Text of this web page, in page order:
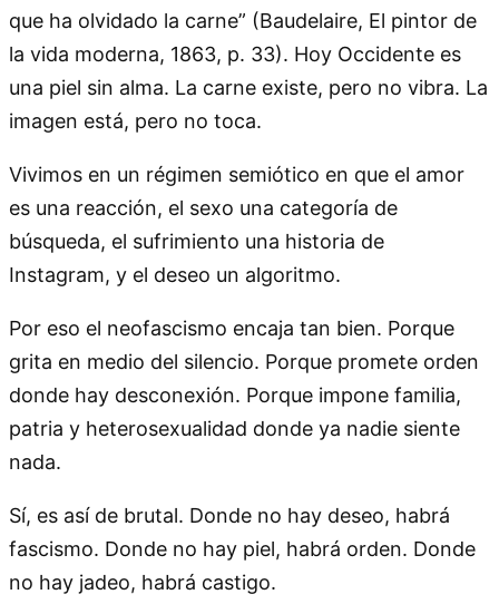
que ha olvidado la carne” (Baudelaire, El pintor de
la vida moderna, 1863, p. 33). Hoy Occidente es
una piel sin alma. La carne existe, pero no vibra. La
imagen está, pero no toca.
Vivimos en un régimen semiótico en que el amor
es una reacción, el sexo una categoría de
búsqueda, el sufrimiento una historia de
Instagram, y el deseo un algoritmo.
Por eso el neofascismo encaja tan bien. Porque
grita en medio del silencio. Porque promete orden
donde hay desconexión. Porque impone familia,
patria y heterosexualidad donde ya nadie siente
nada.
Sí, es así de brutal. Donde no hay deseo, habrá
fascismo. Donde no hay piel, habrá orden. Donde
no hay jadeo, habrá castigo.